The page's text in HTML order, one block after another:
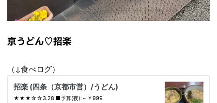
京うどん♡招楽
（↓食べログ）